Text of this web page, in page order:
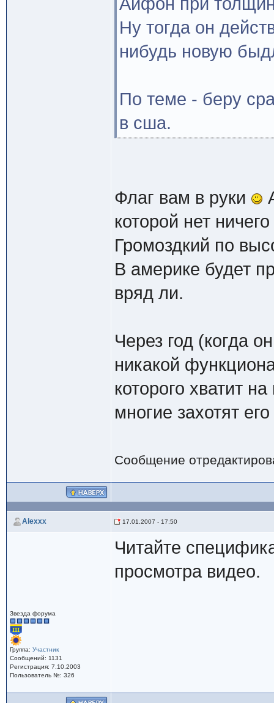
Ну тогда он
нибудь новую
По теме - беру
в сша.
Флаг вам в руки
которой нет
Громоздкий по
В америке будет
вряд ли.
Через год (когда
никакой
которого хватит
многие захотят
Сообщение
Alexxx 17.01.2007 - 17:50
Звезда форума
Группа: Участник
Сообщений: 1131
Регистрация: 7.10.2003
Пользователь №: 326
Читайте
просмотра видео.